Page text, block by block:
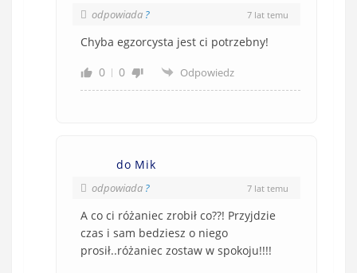
odpowiada ? 7 lat temu
Chyba egzorcysta jest ci potrzebny!
0
0 Odpowiedz
do Mik
odpowiada ? 7 lat temu
A co ci różaniec zrobił co??! Przyjdzie
czas i sam bedziesz o niego
prosił..różaniec zostaw w spokoju!!!!